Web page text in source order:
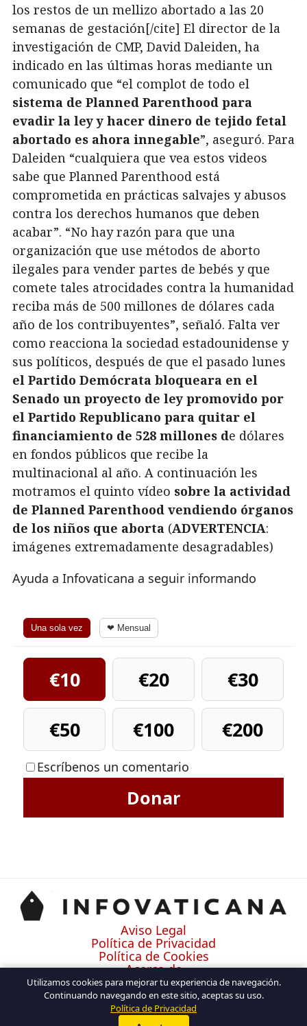
los restos de un mellizo abortado a las 20
semanas de gestación[/cite] El director de la
investigación de CMP, David Daleiden, ha
indicado en las últimas horas mediante un
comunicado que “el complot de todo el
sistema de Planned Parenthood para
evadir la ley y hacer dinero de tejido fetal
abortado es ahora innegable”, aseguró. Para
Daleiden “cualquiera que vea estos videos
sabe que Planned Parenthood está
comprometida en prácticas salvajes y abusos
contra los derechos humanos que deben
acabar”. “No hay razón para que una
organización que use métodos de aborto
ilegales para vender partes de bebés y que
comete tales atrocidades contra la humanidad
reciba más de 500 millones de dólares cada
año de los contribuyentes”, señaló. Falta ver
como reacciona la sociedad estadounidense y
sus políticos, después de que el pasado lunes
el Partido Demócrata bloqueara en el
Senado un proyecto de ley promovido por
el Partido Republicano para quitar el
financiamiento de 528 millones de dólares
en fondos públicos que recibe la
multinacional al año. A continuación les
motramos el quinto vídeo sobre la actividad
de Planned Parenthood vendiendo órganos
de los niños que aborta (ADVERTENCIA:
imágenes extremadamente desagradables)
Ayuda a Infovaticana a seguir informando
Una sola vez ❤ Mensual
€10 €20
€30
€50
€100 €200
Escríbenos un comentario
Donar
Aviso Legal
Política de Privacidad
Política de Cookies
Acerca de
Contacto
Utilizamos cookies para mejorar tu experiencia de navegación.
Continuando navegando en este sitio, aceptas su uso.
Política de Privacidad